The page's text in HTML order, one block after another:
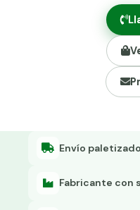
Alambre liso
Malla ocultación
Abrazadera PVC
Grapa malla H.
Envío
Fabricante con